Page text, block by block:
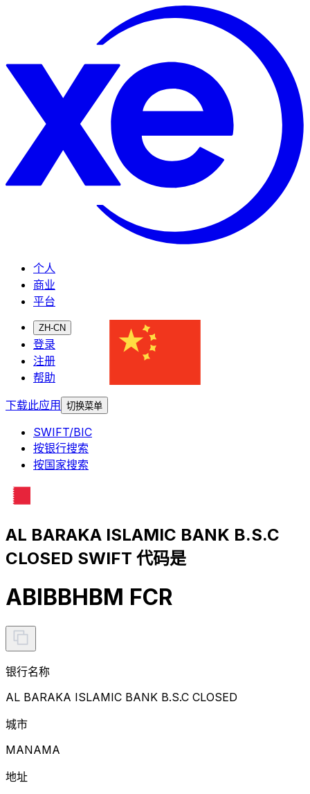
个人
商业
平台
ZH-CN
登录
注册
帮助
下载此应用
切换菜单
SWIFT/BIC
按银行搜索
按国家搜索
AL BARAKA ISLAMIC BANK B.S.C
CLOSED SWIFT 代码是
ABIBBHBM FCR
银行名称
AL BARAKA ISLAMIC BANK B.S.C CLOSED
城市
MANAMA
地址